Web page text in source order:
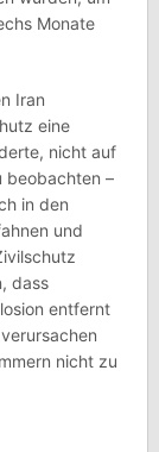
Monate
Iran
eine
nicht auf
beobachten –
in den
und
dass
entfernt
nicht zu